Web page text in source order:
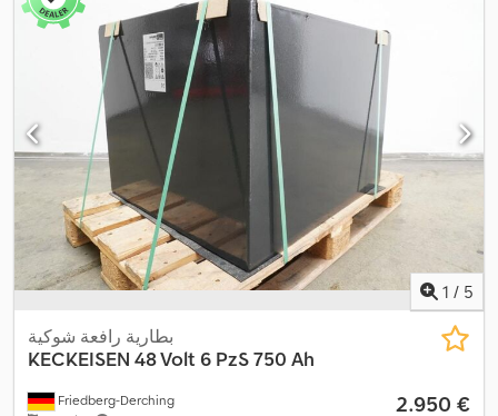
1 / 5
Friedberg-Derching
بطارية رافعة شوكية
KECKEISEN 48 Volt 6 PzS 750 Ah
‏2.950 €